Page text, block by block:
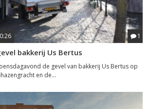
1
bakkerij Us Bertus
de gevel van bakkerij Us Bertus op
en de...